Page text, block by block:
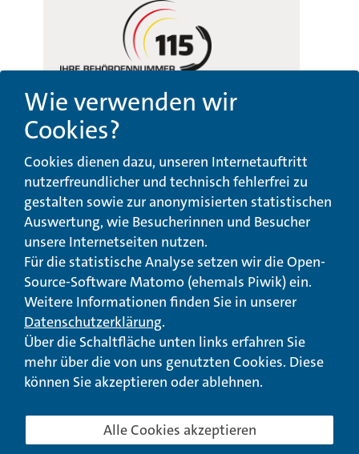
Anregungs- und
Qualitätsmanagement
Barrierefreiheit
© Landeswohlfahrtsverband Hessen 2026
Impressum Seitenübersicht Seite drucken
nach oben
Wie verwenden wir
Cookies?
Cookies dienen dazu, unseren Internetauftritt
nutzerfreundlicher und technisch fehlerfrei zu
gestalten sowie zur anonymisierten statistischen
Auswertung, wie Besucherinnen und Besucher
unsere Internetseiten nutzen.
Für die statistische Analyse setzen wir die Open-
Source-Software Matomo (ehemals Piwik) ein.
Weitere Informationen finden Sie in unserer
Datenschutzerklärung.
Über die Schaltfläche unten links erfahren Sie
mehr über die von uns genutzten Cookies. Diese
können Sie akzeptieren oder ablehnen.
Alle Cookies akzeptieren